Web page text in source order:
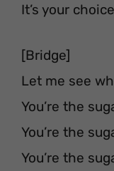
It’s your choice
[Bridge]
Let me see
You’re the
You’re the
You’re the